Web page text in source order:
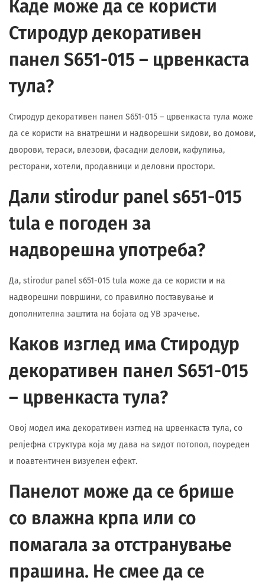
Каде може да се користи
Стиродур декоративен
панел S651-015 – црвенкаста
тула?
Стиродур декоративен панел S651-015 – црвенкаста тула може
да се користи на внатрешни и надворешни ѕидови, во домови,
дворови, тераси, влезови, фасадни делови, кафулиња,
ресторани, хотели, продавници и деловни простори.
Дали stirodur panel s651-015
tula е погоден за
надворешна употреба?
Да, stirodur panel s651-015 tula може да се користи и на
надворешни површини, со правилно поставување и
дополнителна заштита на бојата од УВ зрачење.
Каков изглед има Стиродур
декоративен панел S651-015
– црвенкаста тула?
Овој модел има декоративен изглед на црвенкаста тула, со
релјефна структура која му дава на ѕидот потопол, поуреден
и поавтентичен визуелен ефект.
Панелот може да се брише
со влажна крпа или со
помагала за отстранување
прашина. Не смее да се